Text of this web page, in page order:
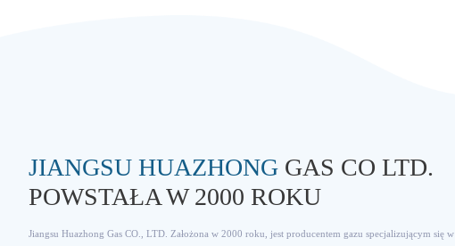
JIANGSU HUAZHONGGAS CO LTD.
POWSTAŁA W 2000 ROKU
Jiangsu Huazhong Gas CO., LTD. Założona w 2000 roku, jest producentem gazu specjalizującym się w